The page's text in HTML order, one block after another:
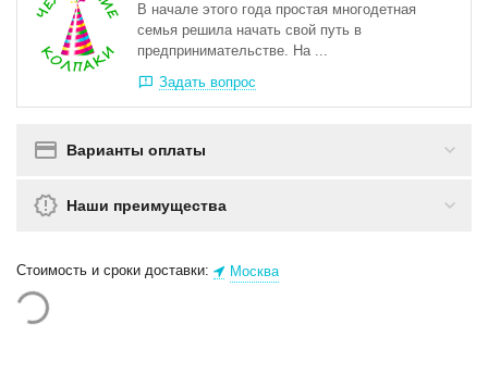
В начале этого года простая многодетная
семья решила начать свой путь в
предпринимательстве. На ...
Задать вопрос
Варианты оплаты
Наши преимущества
Стоимость и сроки доставки: Москва